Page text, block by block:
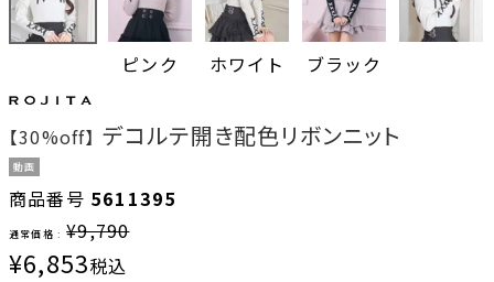
ピンク ホワイト ブラック
【30%off】 デコルテ開き配色リボンニット
動画
商品番号 5611395
通常価格 : ¥9,790
¥6,853税込